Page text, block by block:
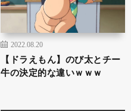
2022.08.20
【ドラえもん】のび太とチー
牛の決定的な違いｗｗｗ